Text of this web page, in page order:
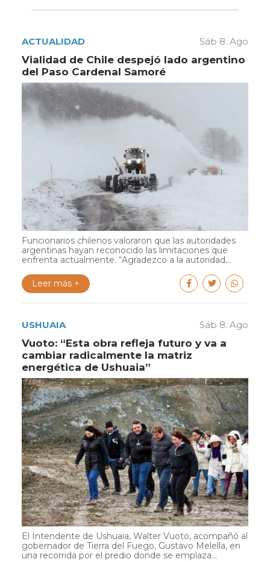
ACTUALIDAD Sáb 8. Ago
Vialidad de Chile despejó lado argentino
del Paso Cardenal Samoré
Funcionarios chilenos valoraron que las autoridades
argentinas hayan reconocido las limitaciones que
enfrenta actualmente. “Agradezco a la autoridad...
Leer más +
USHUAIA Sáb 8. Ago
Vuoto: “Esta obra refleja futuro y va a
cambiar radicalmente la matriz
energética de Ushuaia”
El Intendente de Ushuaia, Walter Vuoto, acompañó al
gobernador de Tierra del Fuego, Gustavo Melella, en
una recorrida por el predio donde se emplaza...